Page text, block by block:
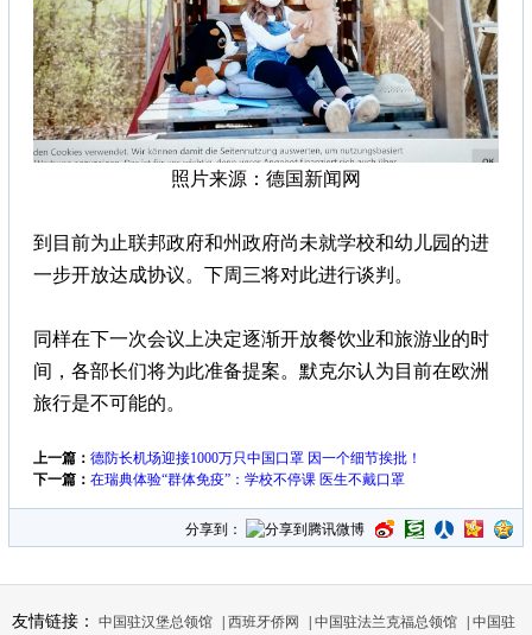
照片来源：德国新闻网
到目前为止联邦政府和州政府尚未就学校和幼儿园的进
一步开放达成协议。下周三将对此进行谈判。
同样在下一次会议上决定逐渐开放餐饮业和旅游业的时
间，各部长们将为此准备提案。默克尔认为目前在欧洲
旅行是不可能的。
上一篇： 德防长机场迎接1000万只中国口罩 因一个细节挨批！
下一篇： 在瑞典体验“群体免疫”：学校不停课 医生不戴口罩
分享到：
友情链接： 中国驻汉堡总领馆 西班牙侨网 中国驻法兰克福总领馆 中国驻